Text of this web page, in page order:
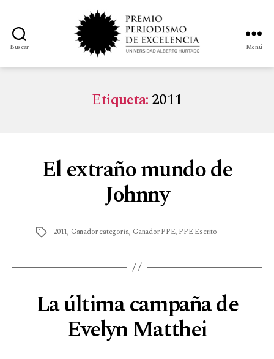
Buscar Menú
Etiqueta:2011
El extraño mundo de
Johnny
2011, Ganador categoría, Ganador PPE, PPE Escrito
La última campaña de
Evelyn Matthei